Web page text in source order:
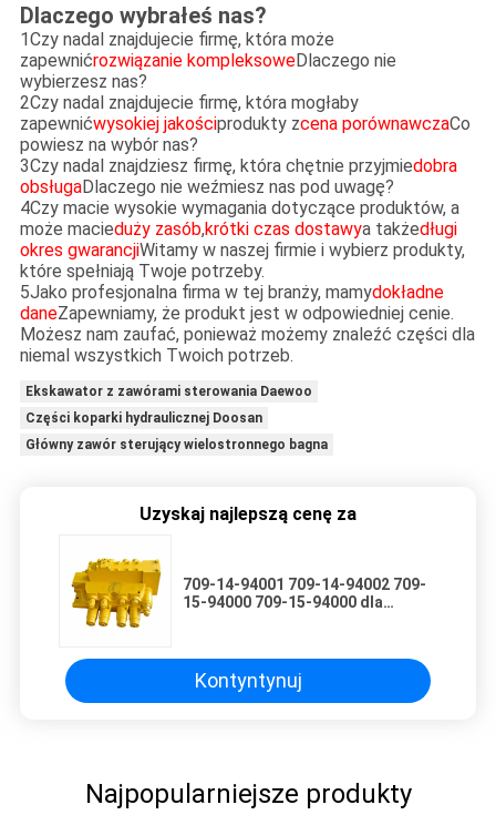
Dlaczego wybrałeś nas?
1Czy nadal znajdujecie firmę, która może
zapewnićrozwiązanie kompleksoweDlaczego nie
wybierzesz nas?
2Czy nadal znajdujecie firmę, która mogłaby
zapewnićwysokiej jakościprodukty zcena porównawczaCo
powiesz na wybór nas?
3Czy nadal znajdziesz firmę, która chętnie przyjmiedobra
obsługaDlaczego nie weźmiesz nas pod uwagę?
4Czy macie wysokie wymagania dotyczące produktów, a
może macieduży zasób,krótki czas dostawya takżedługi
okres gwarancjiWitamy w naszej firmie i wybierz produkty,
które spełniają Twoje potrzeby.
5Jako profesjonalna firma w tej branży, mamydokładne
daneZapewniamy, że produkt jest w odpowiedniej cenie.
Możesz nam zaufać, ponieważ możemy znaleźć części dla
niemal wszystkich Twoich potrzeb.
Ekskawator z zawórami sterowania Daewoo
Części koparki hydraulicznej Doosan
Główny zawór sterujący wielostronnego bagna
Uzyskaj najlepszą cenę za
709-14-94001 709-14-94002 709-
15-94000 709-15-94000 dla
8R Excavator
Kontyntynuj
Najpopularniejsze produkty